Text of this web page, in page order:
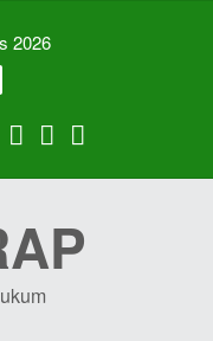
2026